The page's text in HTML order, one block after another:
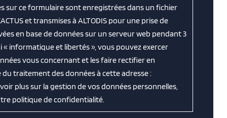
sur ce formulaire sont enregistrées dans un fichier
et transmises à ALTODIS pour une prise de
en base de données sur un serveur web pendant 3
« informatique et libertés », vous pouvez exercer
vous concernant et les faire rectifier en
traitement des données à cette adresse :
plus sur la gestion de vos données personnelles,
politique de confidentialité.